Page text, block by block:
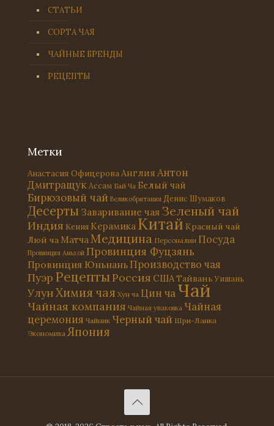
СТАТЬИ
СОРТА ЧАЯ
ЧАЙНЫЕ БРЕНДЫ
РЕЦЕПТЫ
Метки
Анастасия ОфицероваАнглия Антон
Дмитращук Ассам Бай Ча Белый чай
Бирюзовый чай Великобритания Денис Шумаков
Десерты Заваривание чая Зеленый чай
Индия Кения Керамика Китай Красный чай
Люй ча Матча Медицина Персоналии Посуда
Провинция Аньхой Провинция Фуцзянь
Провинция Юньнань Производство чая
Пуэр РецептыРоссия СШАТайвань Уишань
УлунХимия чая Хун ча Цин чаЧай
Чайная компания Чайная упаковка Чайная
церемония Чайник Черный чай Шри-Ланка
Экономика Япония